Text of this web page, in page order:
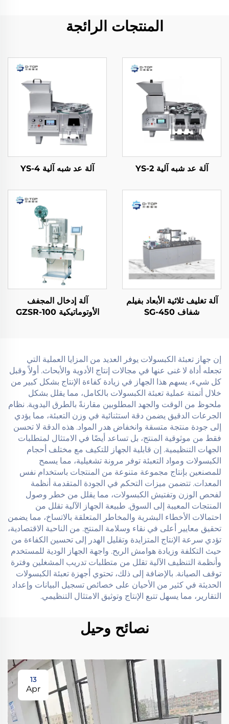
المنتجات الرائجة
آلة عد شبه آلية YS-2 آلة عد شبه آلية YS-4
آلة تغليف ثلاثية الأبعاد بفيلم
شفاف SG-450
آلة إدخال المجفف
الأوتوماتيكية GZSR-100
إن جهاز تعبئة الكبسولات يوفر العديد من المزايا العملية التي
تجعله أداة لا غنى عنها في مجالات إنتاج الأدوية والأبحاث. أولاً وقبل
كل شيء، يسهم هذا الجهاز في زيادة كفاءة الإنتاج بشكل كبير من
خلال أتمتة عملية تعبئة الكبسولات بالكامل، مما يقلل بشكل
ملحوظ من الوقت والجهد المطلوبين مقارنةً بالطرق اليدوية. نظام
الجرعات الدقيق يضمن دقة استثنائية في وزن التعبئة، مما يؤدي
إلى جودة منتجة متسقة وانخفاض هدر المواد. هذه الدقة لا تحسن
فقط من موثوقية المنتج، بل تساعد أيضًا في الامتثال لمتطلبات
الجهات التنظيمية. إن قابلية الجهاز للتكيف مع مختلف أحجام
الكبسولات ومواد التعبئة توفر مرونة تشغيلية، مما يسمح
للمصنعين بإنتاج مجموعة متنوعة من المنتجات باستخدام نفس
المعدات. تتضمن ميزات التحكم في الجودة المتقدمة أنظمة
لفحص الوزن وتفتيش الكبسولات، مما يقلل من خطر وصول
المنتجات المعيبة إلى السوق. طبيعة الجهاز الآلية تقلل من
احتمالات الأخطاء البشرية والمخاطر المتعلقة بالاتساخ، مما يضمن
تحقيق معايير أعلى في نقاء وسلامة المنتج. من الناحية الاقتصادية،
تؤدي سرعة الإنتاج المتزايدة وتقليل الهدر إلى تحسين الكفاءة من
حيث التكلفة وزيادة هوامش الربح. واجهة الجهاز الودية للمستخدم
وأنظمة التنظيف الآلية تقلل من متطلبات تدريب المشغلين وفترة
توقف الصيانة. بالإضافة إلى ذلك، تحتوي أجهزة تعبئة الكبسولات
الحديثة في كثير من الأحيان على خصائص تسجيل البيانات وإعداد
التقارير، مما يسهل تتبع الإنتاج وتوثيق الامتثال التنظيمي.
نصائح وحيل
13
Apr